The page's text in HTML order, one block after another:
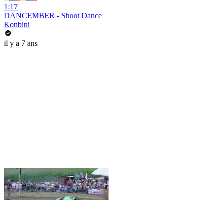
1:17
DANCEMBER - Shoot Dance
Konbini
il y a 7 ans